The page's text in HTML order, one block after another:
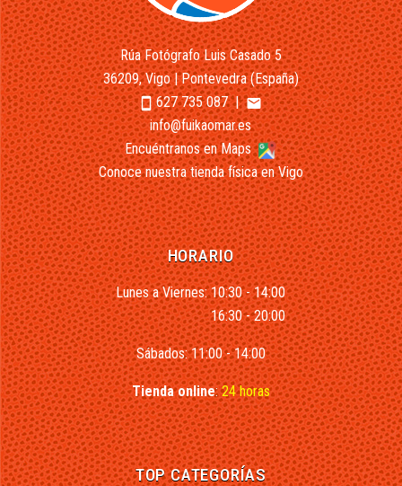
Rúa Fotógrafo Luis Casado 5
36209, Vigo | Pontevedra (España)
smartphone627 735 087|email
info@fuikaomar.es
Encuéntranos en Maps
Conoce nuestra tienda física en Vigo
HORARIO
Lunes a Viernes: 10:30 - 14:00
16:30 - 20:00
Sábados: 11:00 - 14:00
Tienda online:24 horas
TOP CATEGORÍAS